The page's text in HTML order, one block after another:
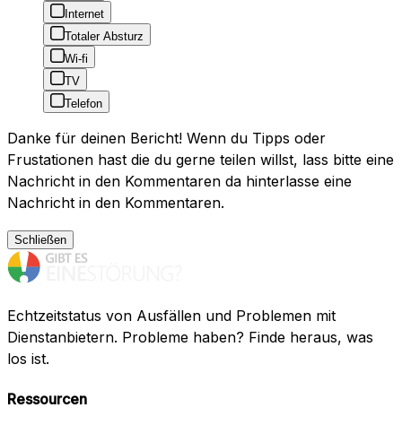
Internet
Totaler Absturz
Wi-fi
TV
Telefon
Danke für deinen Bericht! Wenn du Tipps oder
Frustationen hast die du gerne teilen willst, lass bitte eine
Nachricht in den Kommentaren da hinterlasse eine
Nachricht in den Kommentaren.
Schließen
Echtzeitstatus von Ausfällen und Problemen mit
Dienstanbietern. Probleme haben? Finde heraus, was
los ist.
Ressourcen